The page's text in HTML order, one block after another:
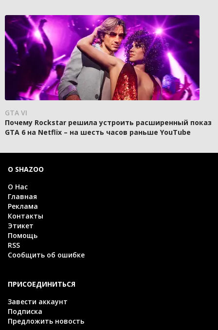
GTA VI
Почему Rockstar решила устроить расширенный показ
GTA 6 на Netflix – на шесть часов раньше YouTube
О SHAZOO
О Нас
Главная
Реклама
Контакты
Этикет
Помощь
RSS
Сообщить об ошибке
ПРИСОЕДИНИТЬСЯ
Завести аккаунт
Подписка
Предложить новость